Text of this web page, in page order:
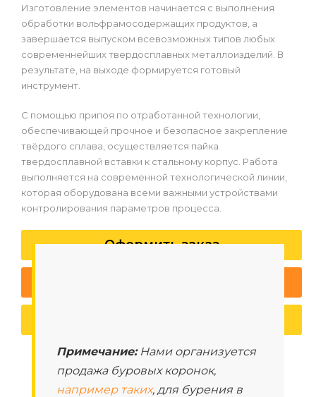
Изготовление элементов начинается с выполнения
обработки вольфрамосодержащих продуктов, а
завершается выпуском всевозможных типов любых
современнейших твердосплавных металлоизделий. В
результате, на выходе формируется готовый
инструмент.
С помощью припоя по отработанной технологии,
обеспечивающей прочное и безопасное закрепление
твёрдого сплава, осуществляется пайка
твердосплавной вставки к стальному корпус. Работа
выполняется на современной технологической линии,
которая оборудована всеми важными устройствами
контролирования параметров процесса.
Оформить заказ
Примечание:Нами организуется
продажа буровых коронок,
например таких, для бурения в